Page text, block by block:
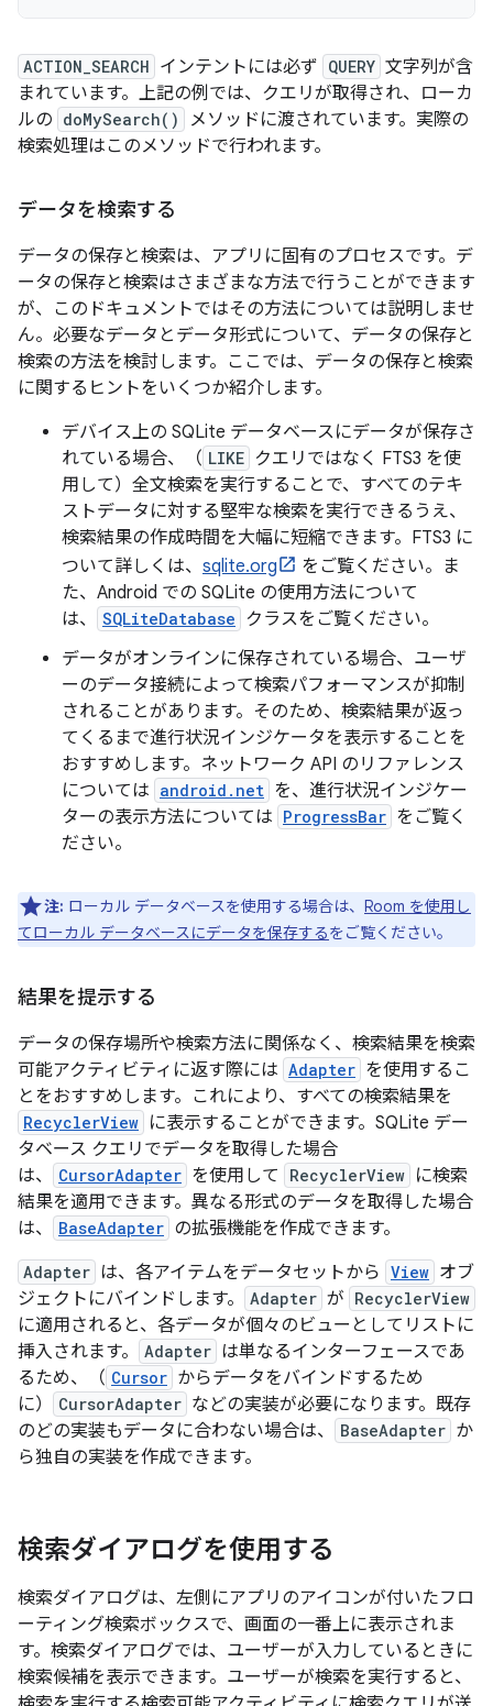
ACTION_SEARCH インテントには必ず QUERY 文字列が含
まれています。上記の例では、クエリが取得され、ローカ
ルの doMySearch()
メソッドに渡されています。実際の
検索処理はこのメソッドで行われます。
データを検索する
データの保存と検索は、アプリに固有のプロセスです。デ
ータの保存と検索はさまざまな方法で行うことができます
が、このドキュメントではその方法については説明しませ
ん。必要なデータとデータ形式について、データの保存と
検索の方法を検討します。ここでは、データの保存と検索
に関するヒントをいくつか紹介します。
デバイス上の SQLite データベースにデータが保存さ
れている場合、（ LIKE クエリではなく FTS3 を使
用して）全文検索を実行することで、すべてのテキ
ストデータに対する堅牢な検索を実行できるうえ、
検索結果の作成時間を大幅に短縮できます。FTS3 に
ついて詳しくは、 sqlite.org
をご覧ください。ま
た、Android での SQLite の使用方法について
は、
SQLiteDatabase
クラスをご覧ください。
データがオンラインに保存されている場合、ユーザ
ーのデータ接続によって検索パフォーマンスが抑制
されることがあります。そのため、検索結果が返っ
てくるまで進行状況インジケータを表示することを
おすすめします。ネットワーク API のリファレンス
については android.net を、進行状況インジケー
ターの表示方法については ProgressBar をご覧く
ださい。
注: ローカル データベースを使用する場合は、 Room を使用し
てローカル データベースにデータを保存するをご覧ください。
結果を提示する
データの保存場所や検索方法に関係なく、検索結果を検索
可能アクティビティに返す際には Adapter を使用するこ
とをおすすめします。これにより、すべての検索結果を
RecyclerView に表示することができます。SQLite デー
タベース クエリでデータを取得した場合
は、
CursorAdapter を使用して RecyclerView に検索
結果を適用できます。異なる形式のデータを取得した場合
は、
BaseAdapter の拡張機能を作成できます。
Adapter は、各アイテムをデータセットから View オブ
ジェクトにバインドします。
Adapter が RecyclerView
に適用されると、各データが個々のビューとしてリストに
挿入されます。
Adapter は単なるインターフェースであ
るため、（ Cursor からデータをバインドするため
に）
CursorAdapter などの実装が必要になります。既存
のどの実装もデータに合わない場合は、
BaseAdapter か
ら独自の実装を作成できます。
検索ダイアログを使用する
検索ダイアログは、左側にアプリのアイコンが付いたフロ
ーティング検索ボックスで、画面の一番上に表示されま
す。検索ダイアログでは、ユーザーが入力しているときに
検索候補を表示できます。ユーザーが検索を実行すると、